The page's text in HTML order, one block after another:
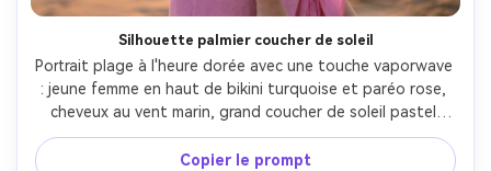
Silhouette palmier coucher de soleil
Portrait plage à l'heure dorée avec une touche vaporwave
: jeune femme en haut de bikini turquoise et paréo rose,
cheveux au vent marin, grand coucher de soleil pastel
avec silhouettes de palmiers et halo néon derrière elle,
brume onirique, bloom doux, pris avec Sony A7R V, 85mm
Copier le prompt